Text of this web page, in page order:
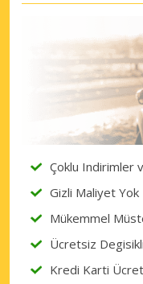
Çoklu Indirimler
Gizli Maliyet Yok
Mükemmel
Ücretsiz
Kredi Karti